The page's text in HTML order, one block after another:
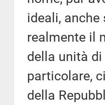
ideali, anche
realmente il
della unità
particolare,
della